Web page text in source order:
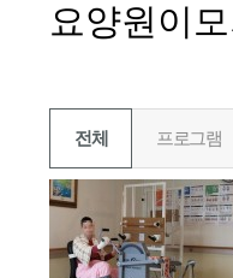
요양원이
전체 프로그램